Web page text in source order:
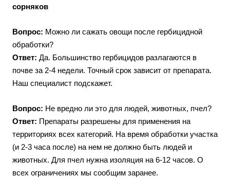
сорняков
Вопрос: Можно ли сажать овощи после гербицидной
обработки?
Ответ: Да. Большинство гербицидов разлагаются в
почве за 2-4 недели. Точный срок зависит от препарата.
Наш специалист подскажет.
Вопрос: Не вредно ли это для людей, животных, пчел?
Ответ: Препараты разрешены для применения на
территориях всех категорий. На время обработки участка
(и 2-3 часа после) на нем не должно быть людей и
животных. Для пчел нужна изоляция на 6-12 часов. О
всех ограничениях мы сообщим заранее.